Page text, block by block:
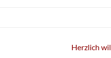
Herzlich